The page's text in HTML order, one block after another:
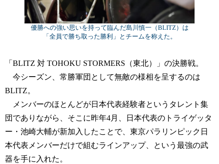
優勝への強い思いを持って臨んだ島川慎一（BLITZ）は
「全員で勝ち取った勝利」とチームを称えた。
「BLITZ 対 TOHOKU STORMERS（東北）」の決勝戦。
今シーズン、常勝軍団として無敵の様相を呈するのは
BLITZ。
メンバーのほとんどが日本代表経験者というタレント集
団でありながら、そこに昨年4月、日本代表のトライゲッタ
ー・池崎大輔が新加入したことで、東京パラリンピック日
本代表メンバーだけで組むラインアップ、という最強の武
器を手に入れた。